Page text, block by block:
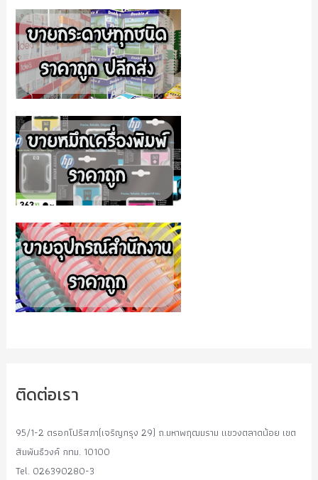
ติดต่อเรา
95/1-2 ตรอกโปริสภา(เจริญกรุง 29) ถ.มหาพฤฒมราม แขวงตลาดน้อย เขต
สัมพันธืวงค์ กทม. 10100
Tel. 026390280-3